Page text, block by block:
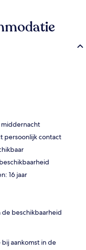
middernacht
persoonlijk contact
16 jaar
de beschikbaarheid
aankomst in de